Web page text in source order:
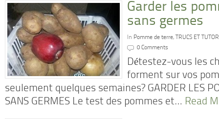
Garder les
sans germes
In Pomme de terre,
TRUCS ET
0 Comments
Détestez-vous les
forment sur vos
seulement quelques semaines? GARDER LES
SANS GERMES Le test des pommes et… Read